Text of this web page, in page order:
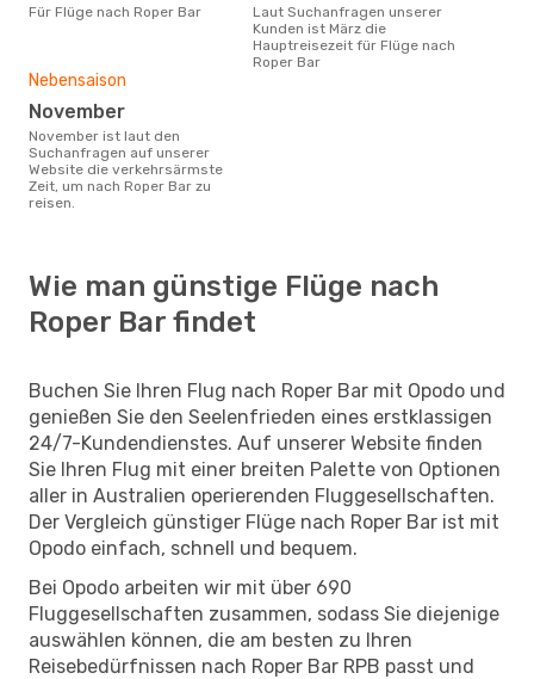
Für Flüge nach Roper Bar
Laut Suchanfragen unserer
Kunden ist März die
Hauptreisezeit für Flüge nach
Roper Bar
Nebensaison
November
November ist laut den
Suchanfragen auf unserer
Website die verkehrsärmste
Zeit, um nach Roper Bar zu
reisen.
Wie man günstige Flüge nach
Roper Bar findet
Buchen Sie Ihren Flug nach Roper Bar mit Opodo und
genießen Sie den Seelenfrieden eines erstklassigen
24/7-Kundendienstes. Auf unserer Website finden
Sie Ihren Flug mit einer breiten Palette von Optionen
aller in Australien operierenden Fluggesellschaften.
Der Vergleich günstiger Flüge nach Roper Bar ist mit
Opodo einfach, schnell und bequem.
Bei Opodo arbeiten wir mit über 690
Fluggesellschaften zusammen, sodass Sie diejenige
auswählen können, die am besten zu Ihren
Reisebedürfnissen nach Roper Bar RPB passt und